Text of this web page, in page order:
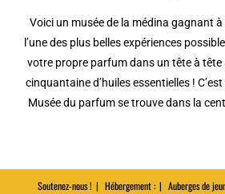
Voici un musée de la médina gagnant
l’une des plus belles expériences
votre propre parfum dans un tête à tête
cinquantaine d’huiles essentielles !
Musée du parfum se trouve dans la
Soutenez-nous ! Hébergement : Auberges de